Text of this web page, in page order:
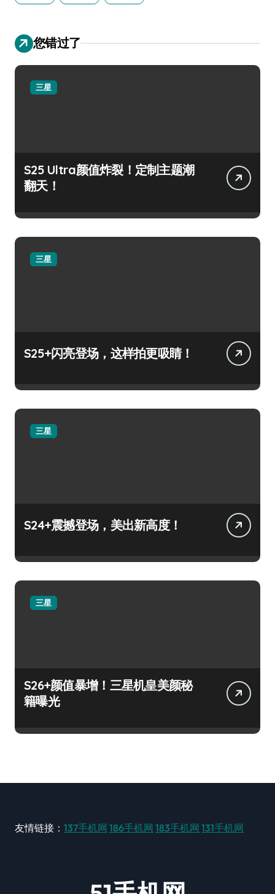
您错过了
三星
S25 Ultra颜值炸裂！定制主题潮
翻天！
三星
S25+闪亮登场，这样拍更吸睛！
三星
S24+震撼登场，美出新高度！
三星
S26+颜值暴增！三星机皇美颜秘
籍曝光
友情链接： 137手机网 186手机网 183手机网 131手机网